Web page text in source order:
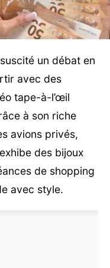
un débat en
avec des
tape-à-l’œil
à son riche
avions privés,
des bijoux
de shopping
avec style.